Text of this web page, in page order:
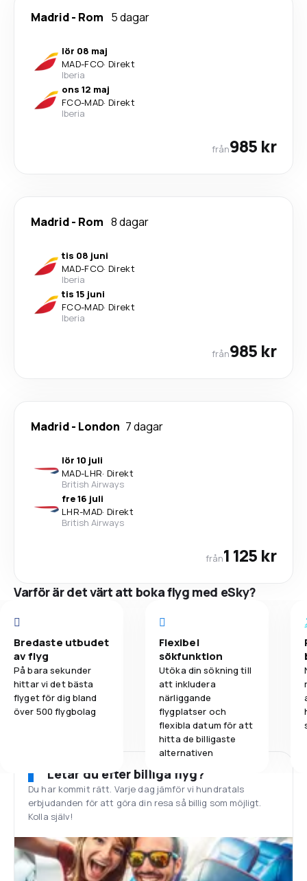
Madrid- Rom 5 dagar
lör 08 maj
MAD-FCO· Direkt
Iberia
ons 12 maj
FCO-MAD· Direkt
Iberia
från985 kr
Madrid- Rom 8 dagar
tis 08 juni
MAD-FCO· Direkt
Iberia
tis 15 juni
FCO-MAD· Direkt
Iberia
från985 kr
Madrid- London 7 dagar
lör 10 juli
MAD-LHR· Direkt
British Airways
fre 16 juli
LHR-MAD· Direkt
British Airways
från1 125 kr
Varför är det värt att boka flyg med eSky?
Bredaste utbudet
av flyg
På bara sekunder
hittar vi det bästa
flyget för dig bland
över 500 flygbolag
Flexibel
sökfunktion
Utöka din sökning till
att inkludera
närliggande
flygplatser och
flexibla datum för att
hitta de billigaste
alternativen
Letar du efter billiga flyg?
Du har kommit rätt. Varje dag jämför vi hundratals
erbjudanden för att göra din resa så billig som möjligt.
Kolla själv!